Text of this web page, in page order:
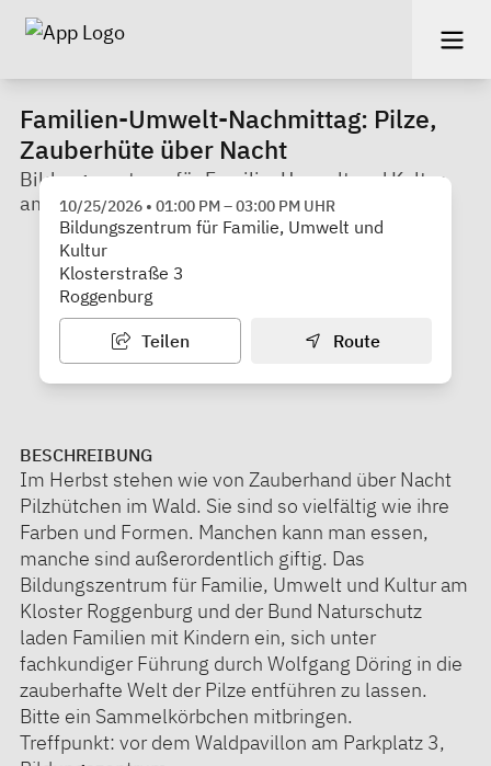
Familien-Umwelt-Nachmittag: Pilze,
Zauberhüte über Nacht
Bildungszentrum für Familie, Umwelt und Kultur
am Kloster Roggenburg gGmbH
10/25/2026 • 01:00 PM–03:00 PM UHR
Bildungszentrum für Familie, Umwelt und
Kultur
Klosterstraße 3
Roggenburg
Teilen Route
BESCHREIBUNG
Im Herbst stehen wie von Zauberhand über Nacht
Pilzhütchen im Wald. Sie sind so vielfältig wie ihre
Farben und Formen. Manchen kann man essen,
manche sind außerordentlich giftig. Das
Bildungszentrum für Familie, Umwelt und Kultur am
Kloster Roggenburg und der Bund Naturschutz
laden Familien mit Kindern ein, sich unter
fachkundiger Führung durch Wolfgang Döring in die
zauberhafte Welt der Pilze entführen zu lassen.
Bitte ein Sammelkörbchen mitbringen.
Treffpunkt: vor dem Waldpavillon am Parkplatz 3,